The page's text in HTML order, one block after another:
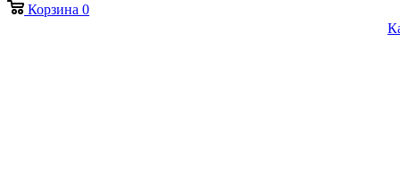
Корзина 0